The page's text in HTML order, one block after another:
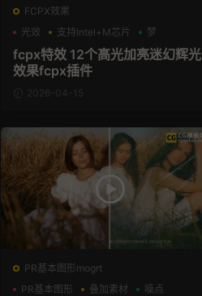
FCPX效果
光效
支持Intel+M芯片 梦
fcpx特效 12个高光加亮迷幻辉光
效果fcpx插件
2026-04-15
PR基本图形mogrt
PR基本图形
叠加素材 噪点